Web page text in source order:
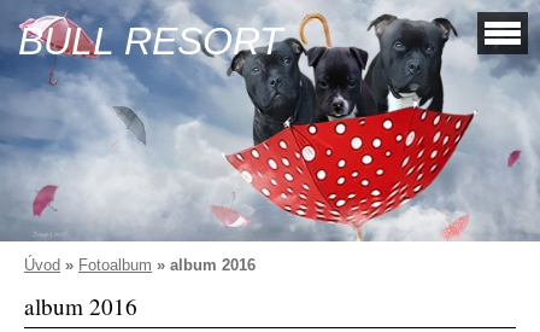
BULL RESORT
Úvod » Fotoalbum » album 2016
album 2016